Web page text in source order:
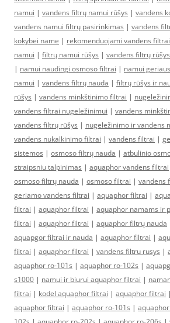
namui | vandens filtrų namui rūšys | vandens
vandens namui filtrų pasirinkimas | vandens
kokybei name | rekomenduojami vandens
namui | filtrų namui rūšys | vandens filtrų rūšys
| namui naudingi osmoso filtrai | namui
namui | vandens filtrų nauda | filtrų rūšys ir
rūšys | vandens minkštinimo filtrai |
vandens filtrai nugeležinimui | vandens
vandens filtrų rūšys | nugeležinimo ir vandens
vandens nukalkinimo filtrai | vandens filtrai |
sistemos | osmoso filtrų nauda | atbulinio
straipsniu talpinimas | aquaphor vandens filtrai
osmoso filtrų nauda | osmoso filtrai | vandens
geriamo vandens filtrai | aquaphor filtrai |
filtrai | aquaphor filtrai | aquaphor namams ir
filtrai | aquaphor filtrai | aquaphor filtrų nauda
aquapgor filtrai ir nauda | aquaphor filtrai |
filtrai | aquaphor filtrai | vandens filtru rusys |
aquaphor ro-101s | aquaphor ro-102s |
s1000 | namui ir biurui aquaphor filtrai |
filtrai | kodel aquaphor filtrai | aquaphor filtrai |
aquaphor filtrai | aquaphor ro-101s |